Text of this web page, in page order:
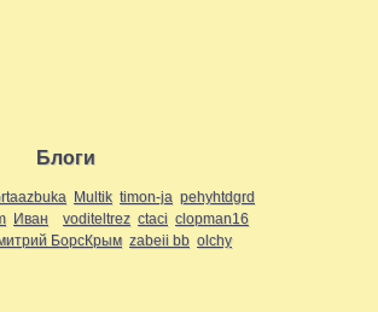
Блоги
Multik timon-ja pehyhtdgrd
Иван voditeltrez ctaci clopman16
БорсКрым zabeii bb olchy